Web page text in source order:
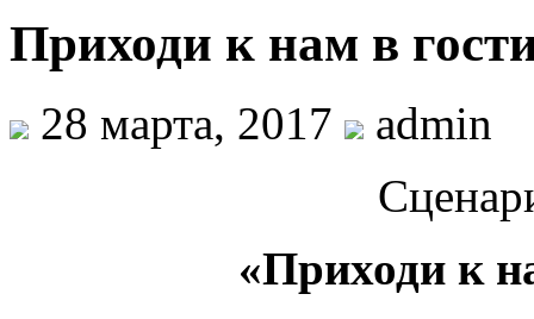
Приходи к нам в
28 марта, 2017
admin
«Приходи к